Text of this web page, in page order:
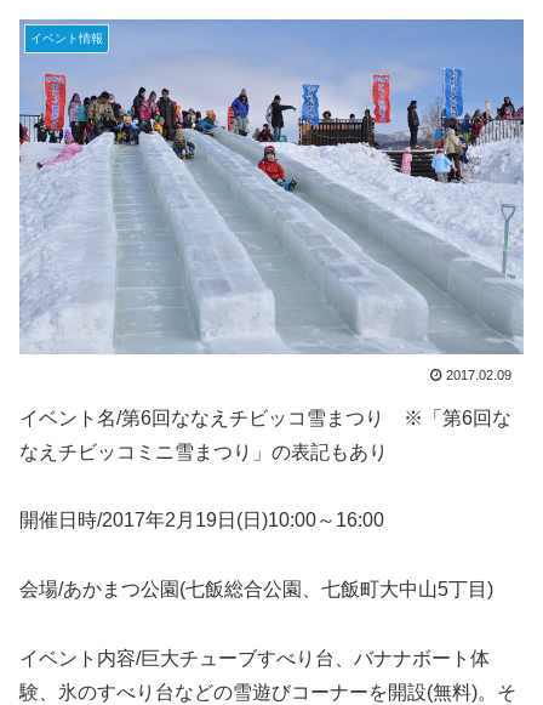
イベント情報
2017.02.09
イベント名/第6回ななえチビッコ雪まつり ※「第6回な
なえチビッコミニ雪まつり」の表記もあり
開催日時/2017年2月19日(日)10:00～16:00
会場/あかまつ公園(七飯総合公園、七飯町大中山5丁目)
イベント内容/巨大チューブすべり台、バナナボート体
験、氷のすべり台などの雪遊びコーナーを開設(無料)。そ